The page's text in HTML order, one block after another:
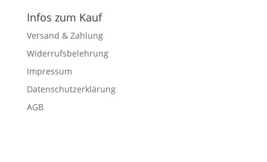
Infos zum Kauf
Versand & Zahlung
Widerrufsbelehrung
Impressum
Datenschutzerklärung
AGB